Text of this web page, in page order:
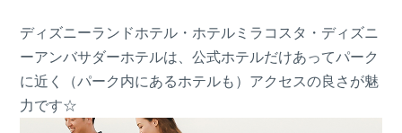
ディズニーランドホテル・ホテルミラコスタ・ディズニ
ーアンバサダーホテルは、公式ホテルだけあってパーク
に近く（パーク内にあるホテルも）アクセスの良さが魅
力です☆